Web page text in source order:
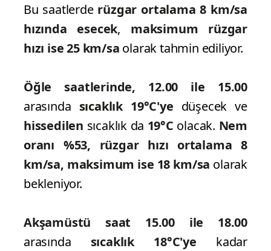
Bu saatlerde rüzgar ortalama 8 km/sa
hızında esecek, maksimum rüzgar
hızı ise 25 km/sa olarak tahmin ediliyor.
Öğle saatlerinde,
12.00 ile 15.00
arasında sıcaklık 19°C'ye düşecek ve
hissedilen sıcaklık da 19°C olacak. Nem
oranı %53, rüzgar hızı ortalama 8
km/sa, maksimum ise 18 km/sa olarak
bekleniyor.
Akşamüstü saat 15.00 ile 18.00
arasında sıcaklık 18°C'ye kadar